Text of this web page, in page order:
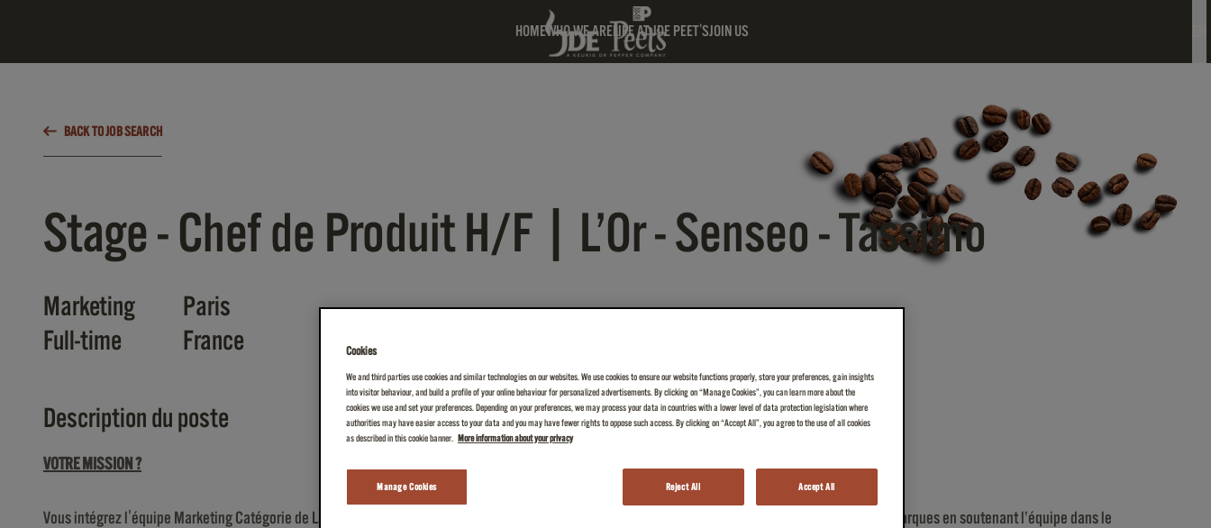
HOMEWHO WE ARE LIFE AT JDE PEET'SJOIN US
BACK TO JOB SEARCH
Stage - Chef de Produit H/F | L’Or - Senseo - Tassimo
Marketing
Paris
Full-time
France
Description du poste
VOTRE MISSION ?
Vous intégrez l'équipe Marketing Catégorie de Laetitia, sous la responsabilité d’un chef de produit et vous participez à la gestion d’une ou plusieurs marques en soutenant l’équipe dans le
Cookies
We and third parties use cookies and similar technologies on our websites. We use cookies to ensure our website functions properly, store your preferences, gain insights
into visitor behaviour, and build a profile of your online behaviour for personalized advertisements. By clicking on “Manage Cookies”, you can learn more about the
cookies we use and set your preferences. Depending on your preferences, we may process your data in countries with a lower level of data protection legislation where
authorities may have easier access to your data and you may have fewer rights to oppose such access. By clicking on “Accept All”, you agree to the use of all cookies
as described in this cookie banner.
More information about your privacy
Manage Cookies Reject All Accept All